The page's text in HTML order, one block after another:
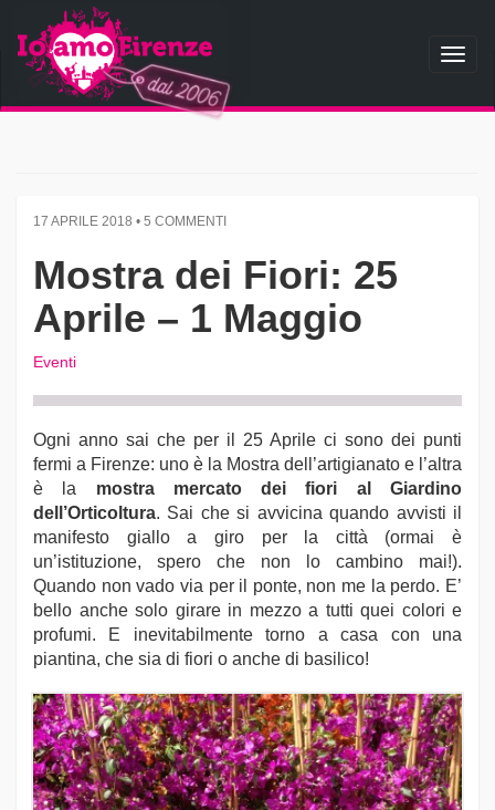
17 APRILE 2018 • 5 COMMENTI
Mostra dei Fiori: 25
Aprile – 1 Maggio
Eventi
Ogni anno sai che per il 25 Aprile ci sono dei punti
fermi a Firenze: uno è la Mostra dell’artigianato e l’altra
è la mostra mercato dei fiori al Giardino
dell’Orticoltura. Sai che si avvicina quando avvisti il
manifesto giallo a giro per la città (ormai è
un’istituzione, spero che non lo cambino mai!).
Quando non vado via per il ponte, non me la perdo. E’
bello anche solo girare in mezzo a tutti quei colori e
profumi. E inevitabilmente torno a casa con una
piantina, che sia di fiori o anche di basilico!